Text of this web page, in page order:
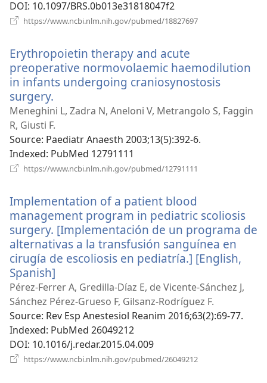
DOI‎: 10.1097/BRS.0b013e31818047f2
https://www.ncbi.nlm.nih.gov/pubmed/18827697
Erythropoietin therapy and acute
preoperative normovolaemic haemodilution
in infants undergoing craniosynostosis
surgery.
у
новому
вікні)
Meneghini L, Zadra N, Aneloni V, Metrangolo S, Faggin
R, Giusti F.
Source‎: Paediatr Anaesth 2003;13(5):392-6.
Indexed‎: PubMed 12791111
https://www.ncbi.nlm.nih.gov/pubmed/12791111
Implementation of a patient blood
management program in pediatric scoliosis
surgery. [Implementación de un programa de
alternativas a la transfusión sanguínea en
cirugía de escoliosis en pediatría.] [English,
Spanish]
у
новому
вікні)
Pérez-Ferrer A, Gredilla-Díaz E, de Vicente-Sánchez J,
Sánchez Pérez-Grueso F, Gilsanz-Rodríguez F.
Source‎: Rev Esp Anestesiol Reanim 2016;63(2):69-77.
Indexed‎: PubMed 26049212
DOI‎: 10.1016/j.redar.2015.04.009
https://www.ncbi.nlm.nih.gov/pubmed/26049212